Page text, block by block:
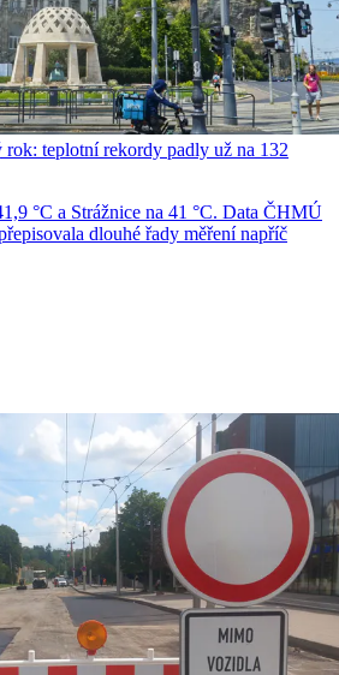
rok: teplotní rekordy padly už na 132
°C a Strážnice na 41 °C. Data ČHMÚ
dlouhé řady měření napříč